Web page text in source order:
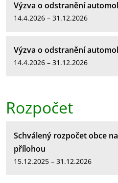
Výzva o odstranění
14.4.2026 – 31.12.2026
Výzva o odstranění
14.4.2026 – 31.12.2026
Rozpočet
Schválený rozpočet obce
přílohou
15.12.2025 – 31.12.2026